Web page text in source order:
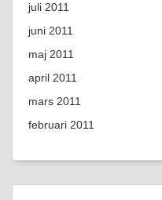
juli 2011
juni 2011
maj 2011
april 2011
mars 2011
februari 2011